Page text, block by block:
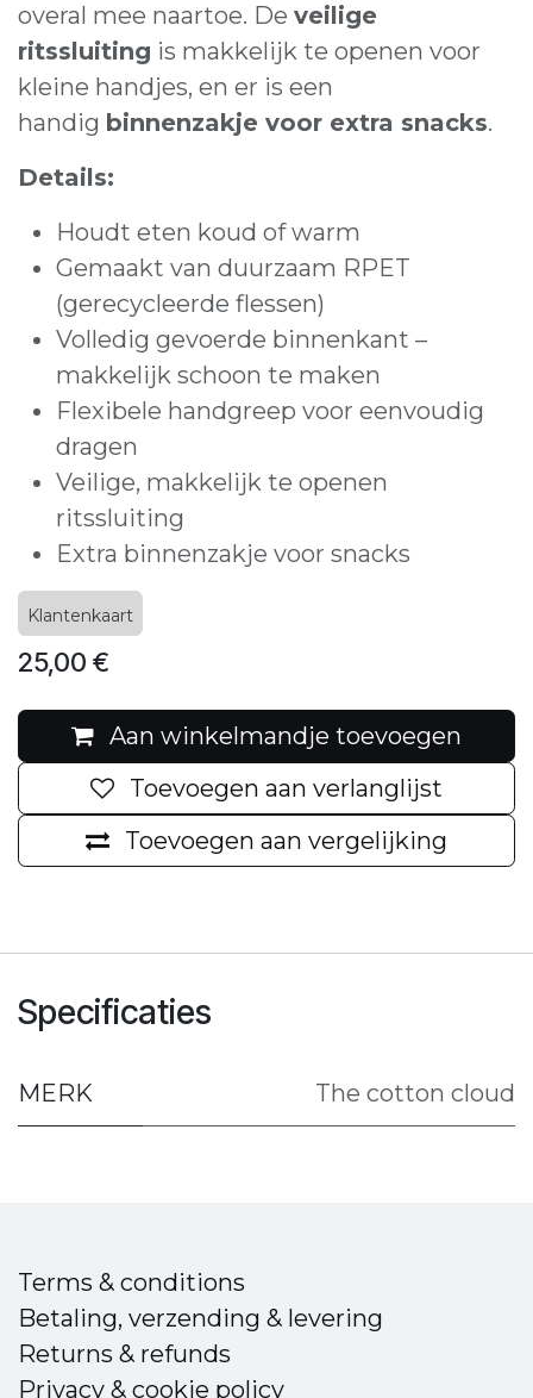
overal mee naartoe. De veilige
ritssluiting is makkelijk te openen voor
kleine handjes, en er is een
handig binnenzakje voor extra snacks.
Details:
Houdt eten koud of warm
Gemaakt van duurzaam RPET
(gerecycleerde flessen)
Volledig gevoerde binnenkant –
makkelijk schoon te maken
Flexibele handgreep voor eenvoudig
dragen
Veilige, makkelijk te openen
ritssluiting
Extra binnenzakje voor snacks
Klantenkaart
25,00 €
Aan winkelmandje toevoegen
Toevoegen aan vergelijking
Toevoegen aan verlanglijst
Specificaties
MERK The cotton cloud
Terms & conditions
Betaling, verzending & levering
Returns & refunds
Privacy & cookie policy